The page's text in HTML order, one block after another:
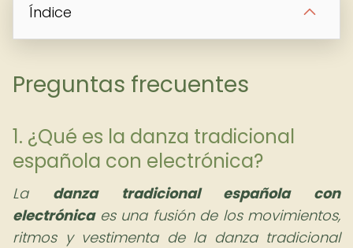
Índice
Preguntas frecuentes
1. ¿Qué es la danza tradicional
española con electrónica?
La danza tradicional española con
electrónicaes una fusión de los movimientos,
ritmos y vestimenta de la danza tradicional